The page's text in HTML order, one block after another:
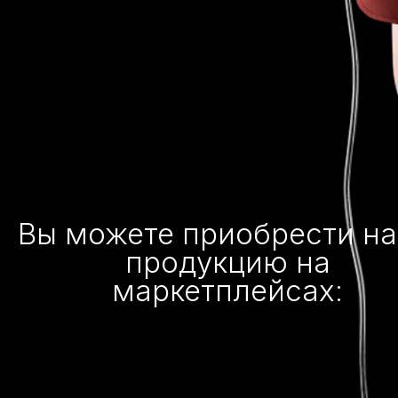
Вы можете приобрести
продукцию на
маркетплейсах: